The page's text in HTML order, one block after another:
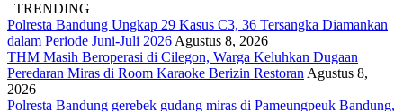
TRENDING
Polresta Bandung Ungkap 29 Kasus C3, 36 Tersangka Diamankan
dalam Periode Juni-Juli 2026Agustus 8, 2026
THM Masih Beroperasi di Cilegon, Warga Keluhkan Dugaan
Peredaran Miras di Room Karaoke Berizin RestoranAgustus 8,
2026
Polresta Bandung gerebek gudang miras di Pameungpeuk Bandung,